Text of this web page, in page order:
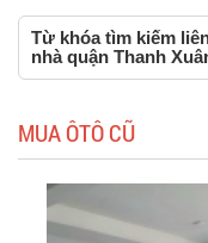
Từ khóa tìm kiếm
nhà quận Thanh
MUA ÔTÔ CŨ